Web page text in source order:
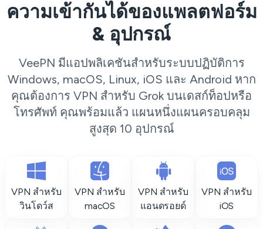
ความเข้ากันได้ของแพลตฟอร์ม
& อุปกรณ์
VeePN มีแอปพลิเคชันสำหรับระบบปฏิบัติการ
Windows, macOS, Linux, iOS และ Android หาก
คุณต้องการ VPN สำหรับ Grok บนเดสก์ท็อปหรือ
โทรศัพท์ คุณพร้อมแล้ว แผนหนึ่งแผนครอบคลุม
สูงสุด 10 อุปกรณ์
VPN สำหรับ
วินโดว์ส
VPN สำหรับ
macOS
VPN สำหรับ
แอนดรอยด์
VPN สำหรับ
iOS